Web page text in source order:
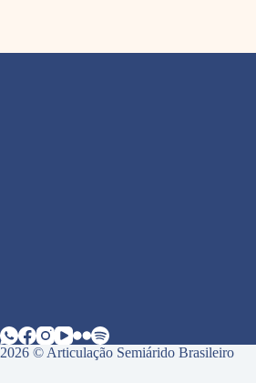
2026 © Articulação Semiárido Brasileiro